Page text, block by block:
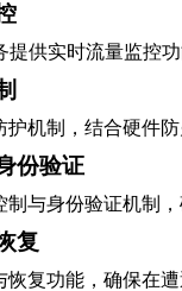
提供实时流量监控
机制，结合硬件
份验证
与身份验证机制
复
恢复功能，确保在